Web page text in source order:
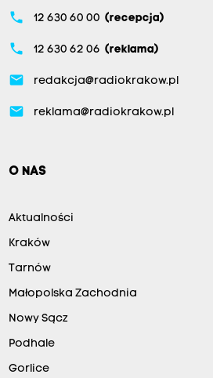
phone 12 630 60 00 (recepcja)
phone 12 630 62 06 (reklama)
email redakcja@radiokrakow.pl
email reklama@radiokrakow.pl
O NAS
Aktualności
Kraków
Tarnów
Małopolska Zachodnia
Nowy Sącz
Podhale
Gorlice